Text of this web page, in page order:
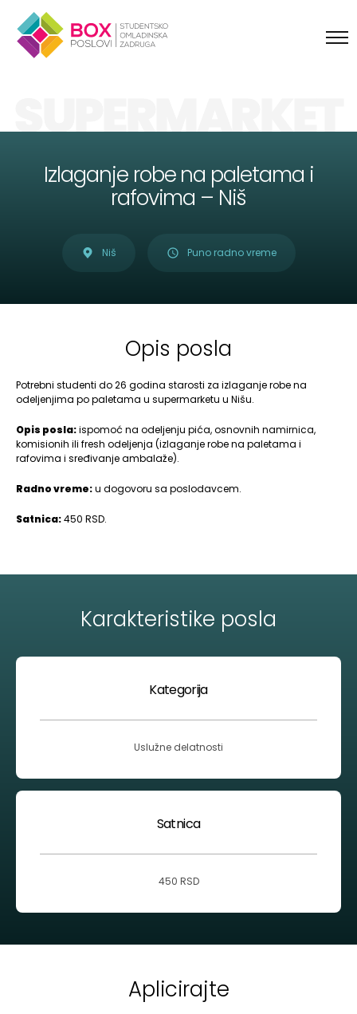
SUPERMARKET
Izlaganje robe na paletama i
rafovima – Niš
Niš Puno radno vreme
Opis posla
Potrebni studenti do 26 godina starosti za izlaganje robe na
odeljenjima po paletama u supermarketu u Nišu.
Opis posla:ispomoć na odeljenju pića, osnovnih namirnica,
komisionih ili fresh odeljenja (izlaganje robe na paletama i
rafovima i sređivanje ambalaže).
Radno vreme:u dogovoru sa poslodavcem.
Satnica:450 RSD.
Karakteristike posla
Kategorija
Uslužne delatnosti
Satnica
450 RSD
Aplicirajte